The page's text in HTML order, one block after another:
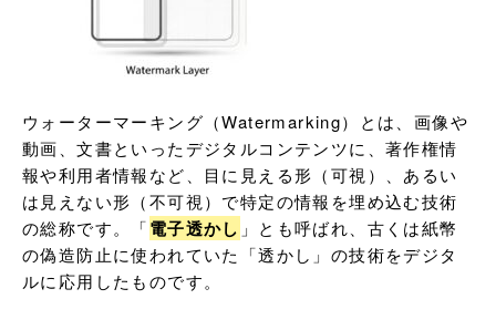
ウォーターマーキング（Watermarking）とは、画像や
動画、文書といったデジタルコンテンツに、著作権情
報や利用者情報など、目に見える形（可視）、あるい
は見えない形（不可視）で特定の情報を埋め込む技術
の総称です。「電子透かし 」とも呼ばれ、古くは紙幣
の偽造防止に使われていた「透かし」の技術をデジタ
ルに応用したものです。